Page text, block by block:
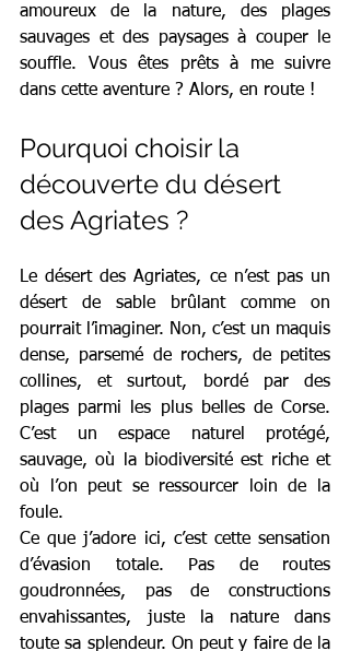
amoureux de la nature, des plages
sauvages et des paysages à couper le
souffle. Vous êtes prêts à me suivre
dans cette aventure ? Alors, en route !
Pourquoi choisir la
découverte du désert
des Agriates ?
Le désert des Agriates, ce n’est pas un
désert de sable brûlant comme on
pourrait l’imaginer. Non, c’est un maquis
dense, parsemé de rochers, de petites
collines, et surtout, bordé par des
plages parmi les plus belles de Corse.
C’est un espace naturel protégé,
sauvage, où la biodiversité est riche et
où l’on peut se ressourcer loin de la
foule.
Ce que j’adore ici, c’est cette sensation
d’évasion totale. Pas de routes
goudronnées, pas de constructions
envahissantes, juste la nature dans
toute sa splendeur. On peut y faire de la